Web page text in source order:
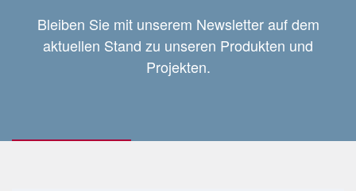
Bleiben Sie mit unserem Newsletter auf dem
aktuellen Stand zu unseren Produkten und
Projekten.